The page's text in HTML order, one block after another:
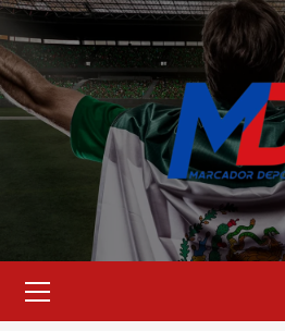
Saltar
al
contenido
principal